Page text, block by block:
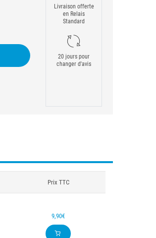
Livraison offerte
en Relais
Standard
20 jours pour
changer d'avis
Prix TTC
9,90€